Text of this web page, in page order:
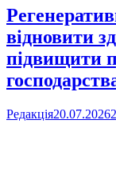
відновити
підвищити
Редакція20.07.2026